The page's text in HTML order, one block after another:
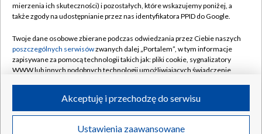
Naziemna Telewizja Cyfrowa
Rada Programowa
System NOS
Informacje o nadawcy
Program dla prasy
Pomoc
Kontakt
Kanały
©2026 Telewizja Polska S.A. w likwidacji
mierzenia ich skuteczności) i pozostałych, które wskazujemy poniżej, a
także zgody na udostępnianie przez nas identyfikatora PPID do Google.
Twoje dane osobowe zbierane podczas odwiedzania przez Ciebie naszych
poszczególnych serwisówzwanych dalej „Portalem”, w tym informacje
zapisywane za pomocą technologii takich jak: pliki cookie, sygnalizatory
WWW lub innych podobnych technologii umożliwiających świadczenie
ruchu w Internecie.
Twoje dane osobowe zbierane podczas odwiedzania przez Ciebie
Ustawienia zaawansowane
Akceptuję i przechodzę do serwisu